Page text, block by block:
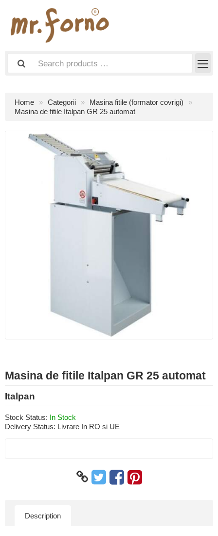
Home Categorii
Masina fitile (formator covrigi)
Masina de fitile Italpan GR 25 automat
Masina de fitile Italpan GR 25 automat
Italpan
Stock Status: In Stock
Delivery Status: Livrare In RO si UE
Description